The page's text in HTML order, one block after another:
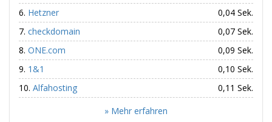
Hetzner
0,04 Sek.
checkdomain
0,07 Sek.
ONE.com
0,09 Sek.
1&1
0,10 Sek.
Alfahosting
0,11 Sek.
» Mehr erfahren